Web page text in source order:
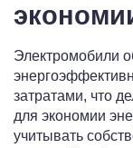
Электромобили
затратами, что
для экономии
учитывать